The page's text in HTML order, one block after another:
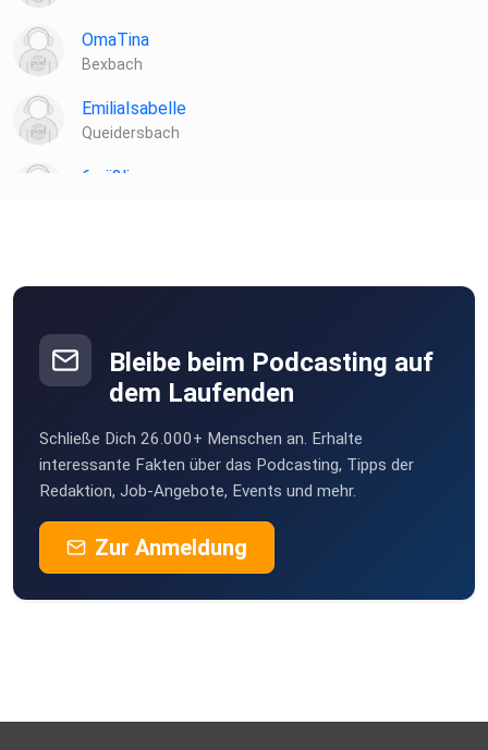
OmaTina
Bexbach
EmiliaIsabelle
Queidersbach
6zrii2li
Bleibe beim Podcasting auf
dem Laufenden
Schließe Dich 26.000+ Menschen an. Erhalte
interessante Fakten über das Podcasting, Tipps der
Redaktion, Job-Angebote, Events und mehr.
Zur Anmeldung